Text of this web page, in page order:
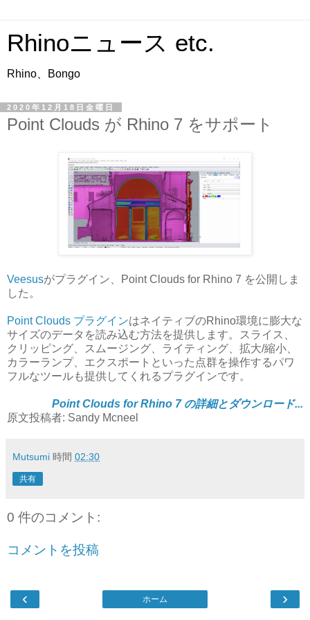
Rhinoニュース etc.
Rhino、Bongo
2020年12月18日金曜日
Point Clouds が Rhino 7 をサポート
Veesusがプラグイン、Point Clouds for Rhino 7 を公開しま
した。
Point Clouds プラグインはネイティブのRhino環境に膨大な
サイズのデータを読み込む方法を提供します。スライス、
クリッピング、スムージング、ライティング、拡大/縮小、
カラーランプ、エクスポートといった点群を操作するパワ
フルなツールも提供してくれるプラグインです。
Point Clouds for Rhino 7 の詳細とダウンロード...
原文投稿者: Sandy Mcneel
Mutsumi 時間 02:30
共有
0 件のコメント:
コメントを投稿
‹ ›
ホーム